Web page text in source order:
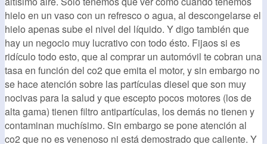
hielo en un vaso con un refresco o agua, al descongelarse el
hielo apenas sube el nivel del líquido. Y digo también que
hay un negocio muy lucrativo con todo ésto. Fijaos si es
ridículo todo esto, que al comprar un automóvil te cobran una
tasa en función del co2 que emita el motor, y sin embargo no
se hace atención sobre las partículas diesel que son muy
nocivas para la salud y que escepto pocos motores (los de
alta gama) tienen filtro antipartículas, los demás no tienen y
contaminan muchísimo. Sin embargo se pone atención al
co2 que no es venenoso ni está demostrado que caliente. Y